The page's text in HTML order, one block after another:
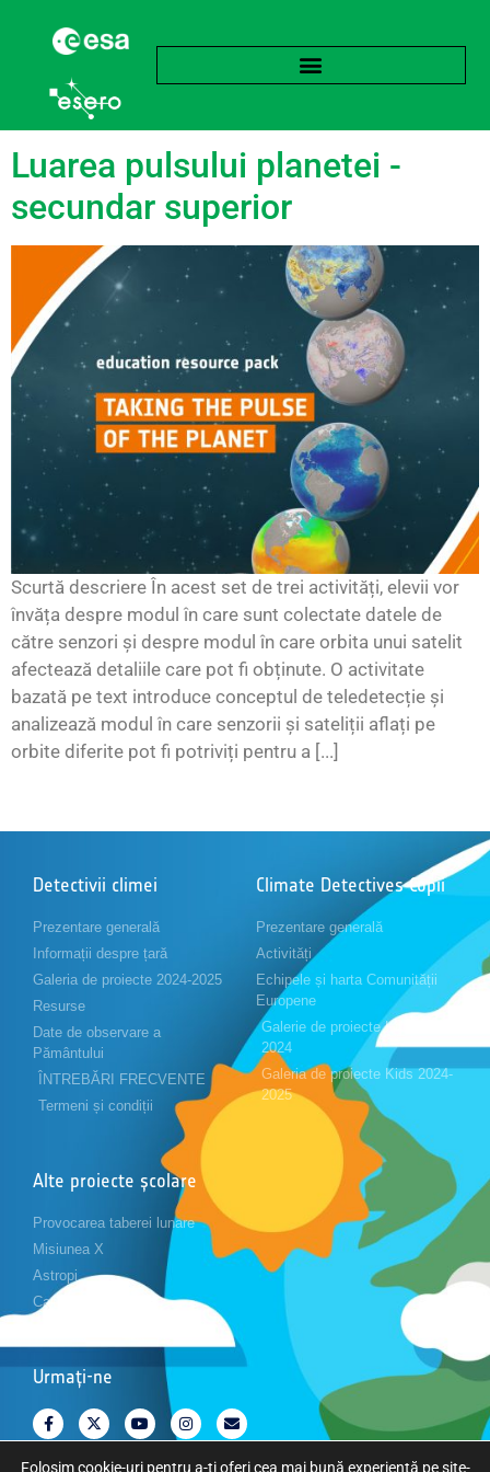
Etichetă:Spațial
Luarea pulsului planetei -
secundar superior
Scurtă descriere În acest set de trei activități, elevii vor
învăța despre modul în care sunt colectate datele de
către senzori și despre modul în care orbita unui satelit
afectează detaliile care pot fi obținute. O activitate
bazată pe text introduce conceptul de teledetecție și
analizează modul în care senzorii și sateliții aflați pe
orbite diferite pot fi potriviți pentru a [...]
Detectivii climei
Prezentare generală
Informații despre țară
Galeria de proiecte 2024-2025
Resurse
Date de observare a
Pământului
ÎNTREBĂRI FRECVENTE
Termeni și condiții
Climate Detectives Copii
Prezentare generală
Activități
Echipele și harta Comunității
Europene
Galerie de proiecte Kids 2023-
2024
Galeria de proiecte Kids 2024-
2025
Alte proiecte școlare
Provocarea taberei lunare
Misiunea X
Astropi
Cansat
Urmați-ne
Folosim cookie-uri pentru a-ți oferi cea mai bună experiență pe site-